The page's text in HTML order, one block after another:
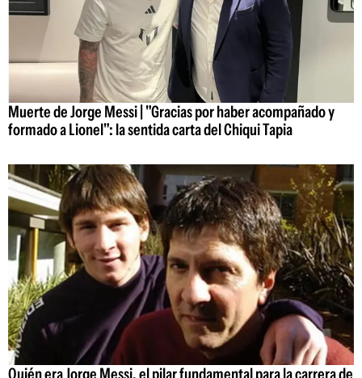
Muerte de Jorge Messi | "Gracias por haber acompañado y
formado a Lionel": la sentida carta del Chiqui Tapia